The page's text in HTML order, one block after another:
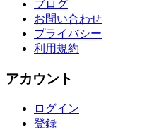
ブログ
お問い合わせ
プライバシー
利用規約
アカウント
ログイン
登録